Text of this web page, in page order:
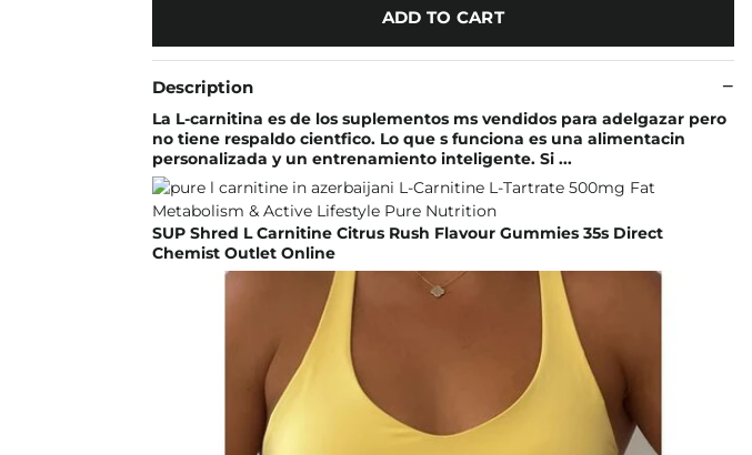
ADD TO CART
Description
La L-carnitina es de los suplementos ms vendidos para adelgazar pero
no tiene respaldo cientfico. Lo que s funciona es una alimentacin
personalizada y un entrenamiento inteligente. Si ...
SUP Shred L Carnitine Citrus Rush Flavour Gummies 35s Direct
Chemist Outlet Online